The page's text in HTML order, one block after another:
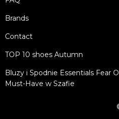
Brands
Contact
TOP 10 shoes Autumn
Bluzy i Spodnie Essentials Fear
Must-Have w Szafie